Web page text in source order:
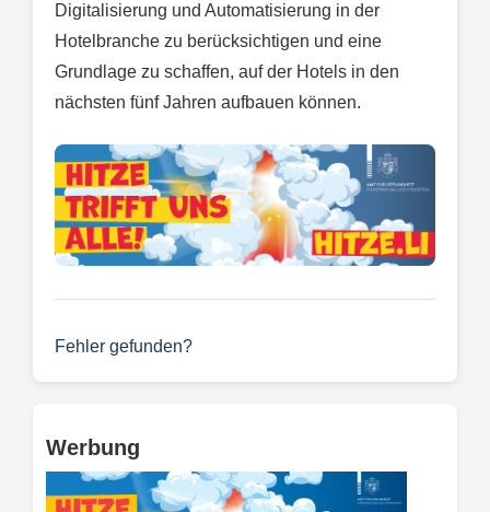
Digitalisierung und Automatisierung in der
Hotelbranche zu berücksichtigen und eine
Grundlage zu schaffen, auf der Hotels in den
nächsten fünf Jahren aufbauen können.
Fehler gefunden?
Werbung